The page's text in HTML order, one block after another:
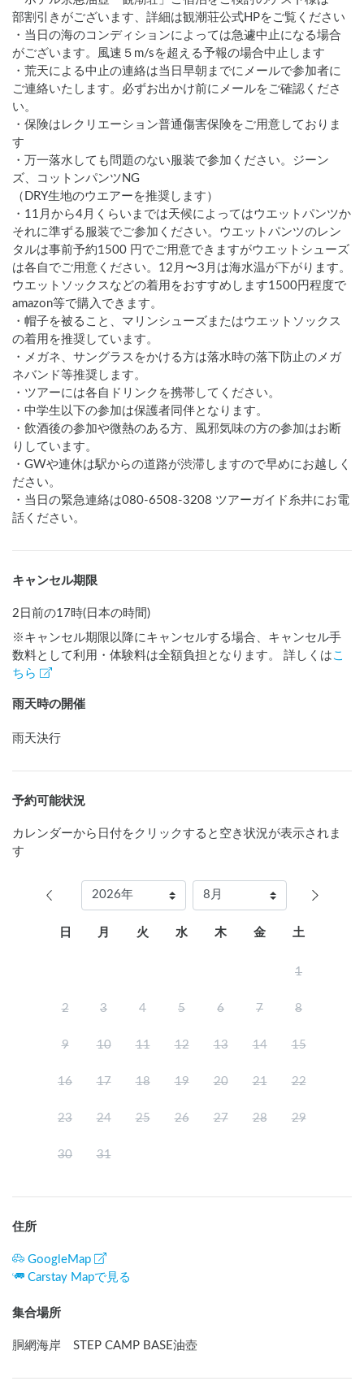
部割引きがございます、詳細は観潮荘公式HPをご覧ください
・当日の海のコンディションによっては急遽中止になる場合
がございます。風速５m/sを超える予報の場合中止します
・荒天による中止の連絡は当日早朝までにメールで参加者に
ご連絡いたします。必ずお出かけ前にメールをご確認くださ
い。
・保険はレクリエーション普通傷害保険をご用意しておりま
す
・万一落水しても問題のない服装で参加ください。ジーン
ズ、コットンパンツNG
（DRY生地のウエアーを推奨します）
・11月から4月くらいまでは天候によってはウエットパンツか
それに準ずる服装でご参加ください。ウエットパンツのレン
タルは事前予約1500 円でご用意できますがウエットシューズ
は各自でご用意ください。12月〜3月は海水温が下がります。
ウエットソックスなどの着用をおすすめします1500円程度で
amazon等で購入できます。
・帽子を被ること、マリンシューズまたはウエットソックス
の着用を推奨しています。
・メガネ、サングラスをかける方は落水時の落下防止のメガ
ネバンド等推奨します。
・ツアーには各自ドリンクを携帯してください。
・中学生以下の参加は保護者同伴となります。
・飲酒後の参加や微熱のある方、風邪気味の方の参加はお断
りしています。
・GWや連休は駅からの道路が渋滞しますので早めにお越しく
ださい。
・当日の緊急連絡は080-6508-3208 ツアーガイド糸井にお電
話ください。
キャンセル期限
2日前の17時(日本の時間)
※キャンセル期限以降にキャンセルする場合、キャンセル手
数料として利用・体験料は全額負担となります。 詳しくは こ
ちら
雨天時の開催
雨天決行
予約可能状況
カレンダーから日付をクリックすると空き状況が表示されま
す
日 月 火 水 木 金 土
1
2 3 4 5 6 7 8
9 10 11 12 13 14 15
16 17 18 19 20 21 22
23 24 25 26 27 28 29
30 31
住所
GoogleMap
Carstay Mapで見る
集合場所
胴網海岸 STEP CAMP BASE油壺